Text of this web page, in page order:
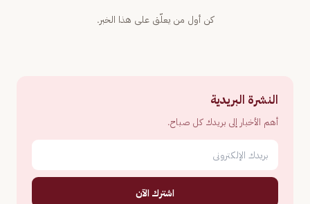
كن أول من يعلّق على هذا الخبر.
النشرة البريدية
أهم الأخبار إلى بريدك كل صباح.
اشترك الآن